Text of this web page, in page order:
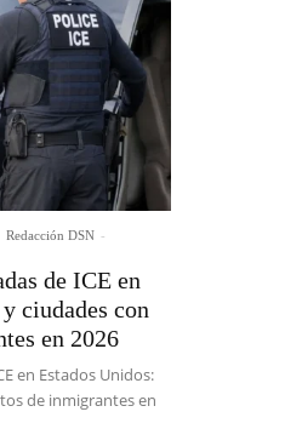
Redacción DSN -
de ICE en
ciudades con
en 2026
en Estados Unidos:
de inmigrantes en